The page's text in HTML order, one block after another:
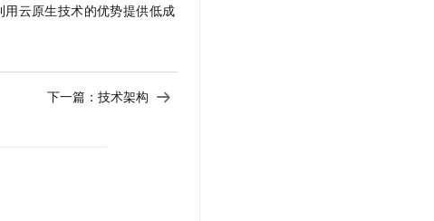
云原生技术的优势提供低成
下一篇： 技术架构